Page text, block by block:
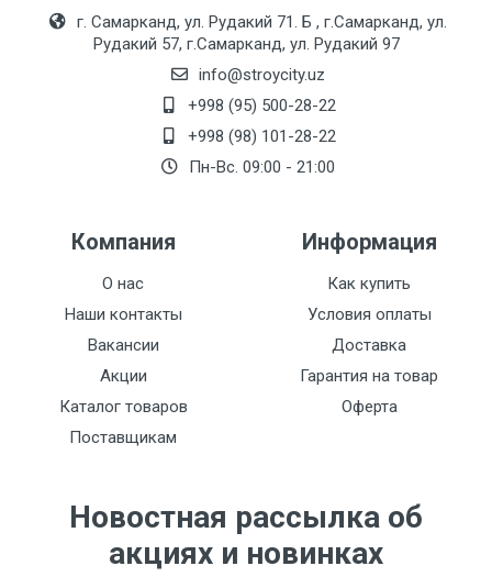
г. Самарканд, ул. Рудакий 71. Б , г.Самарканд, ул.
Рудакий 57, г.Самарканд, ул. Рудакий 97
info@stroycity.uz
+998 (95) 500-28-22
+998 (98) 101-28-22
Пн-Вс. 09:00 - 21:00
Компания
О нас
Наши контакты
Вакансии
Акции
Каталог товаров
Поставщикам
Информация
Как купить
Условия оплаты
Доставка
Гарантия на товар
Оферта
Новостная рассылка об
акциях и новинках